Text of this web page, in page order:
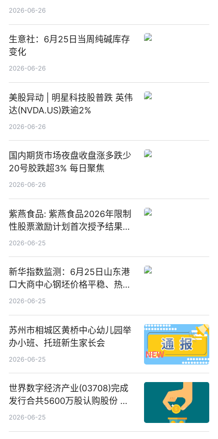
2026-06-26
生意社：6月25日当周纯碱库存
变化
2026-06-26
美股异动 | 明星科技股普跌 英伟
达(NVDA.US)跌逾2%
2026-06-26
国内期货市场夜盘收盘涨多跌少
20号胶跌超3% 每日聚焦
2026-06-26
紫燕食品: 紫燕食品2026年限制
性股票激励计划首次授予结果公
告-微资讯
2026-06-25
新华指数监测：6月25日山东港
口大商中心钢坯价格平稳、热轧
C料价格微幅下跌
2026-06-25
苏州市相城区黄桥中心幼儿园举
办小班、托班新生家长会
2026-06-25
世界数字经济产业(03708)完成
发行合共5600万股认购股份 净
筹约1007万港元 独家焦点
2026-06-25